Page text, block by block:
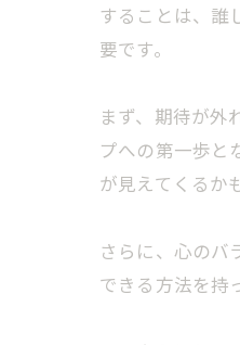
することは、誰
要です。
まず、期待が外
プへの第一歩と
が見えてくるか
さらに、心のバ
できる方法を持